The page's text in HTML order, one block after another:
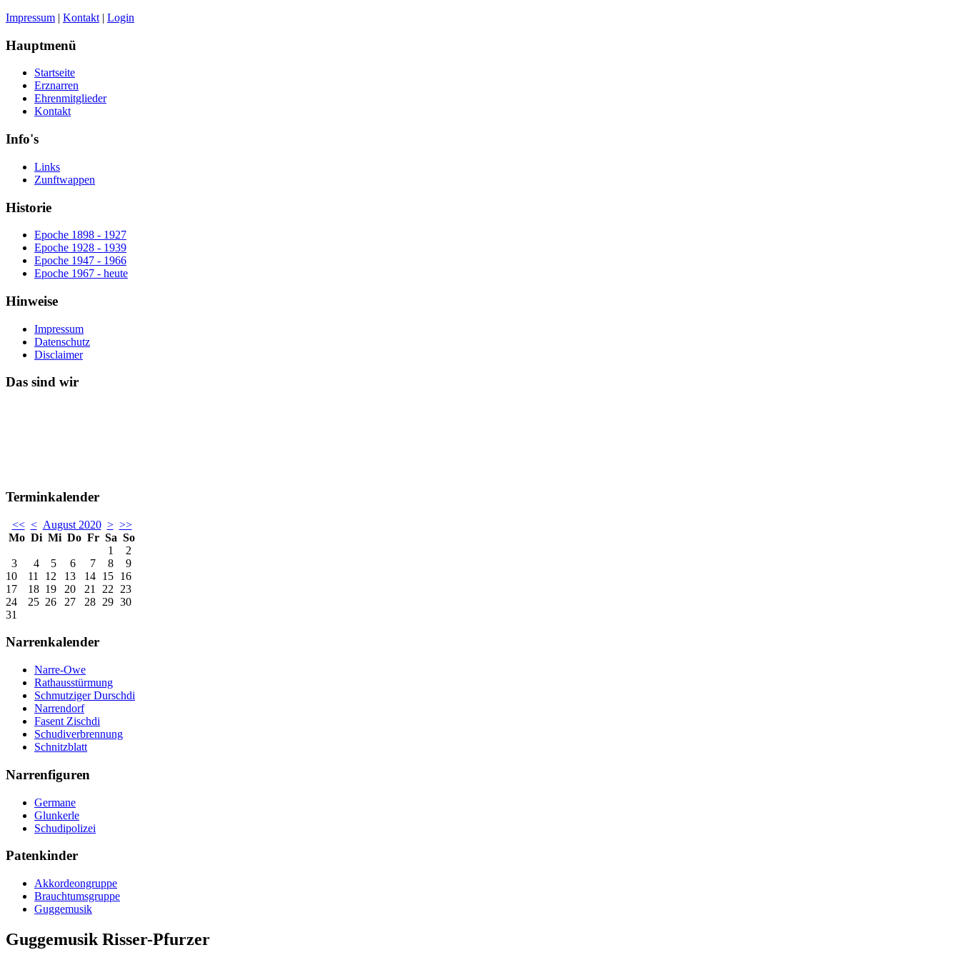
Impressum | Kontakt | Login
Hauptmenü
Startseite
Erznarren
Ehrenmitglieder
Kontakt
Info's
Links
Zunftwappen
Historie
Epoche 1898 - 1927
Epoche 1928 - 1939
Epoche 1947 - 1966
Epoche 1967 - heute
Hinweise
Impressum
Datenschutz
Disclaimer
Das sind wir
Terminkalender
<< < August 2020 > >>
Mo Di Mi Do Fr Sa So
1
2
3
4 5 6 7 8
9
10
11 12 13 14 15 16
17
18 19 20 21 22
23
24
25 26 27 28 29 30
31
Narrenkalender
Narre-Owe
Rathausstürmung
Schmutziger Durschdi
Narrendorf
Fasent Zischdi
Schudiverbrennung
Schnitzblatt
Narrenfiguren
Germane
Glunkerle
Schudipolizei
Patenkinder
Akkordeongruppe
Brauchtumsgruppe
Guggemusik
Guggemusik Risser-Pfurzer